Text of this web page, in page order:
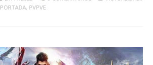
PORTADA, PVPVE